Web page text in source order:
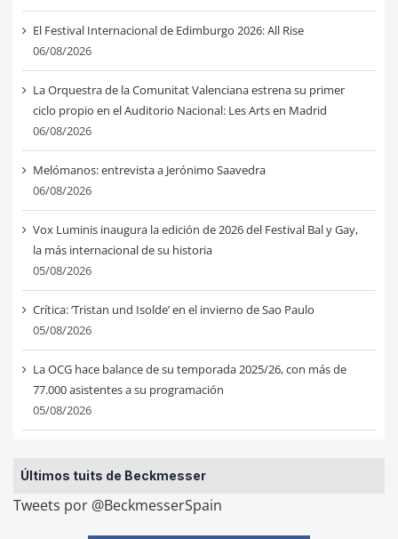
El Festival Internacional de Edimburgo 2026: All Rise
06/08/2026
La Orquestra de la Comunitat Valenciana estrena su primer
ciclo propio en el Auditorio Nacional: Les Arts en Madrid
06/08/2026
Melómanos: entrevista a Jerónimo Saavedra
06/08/2026
Vox Luminis inaugura la edición de 2026 del Festival Bal y Gay,
la más internacional de su historia
05/08/2026
Crítica: ‘Tristan und Isolde’ en el invierno de Sao Paulo
05/08/2026
La OCG hace balance de su temporada 2025/26, con más de
77.000 asistentes a su programación
05/08/2026
Últimos tuits de Beckmesser
Tweets por @BeckmesserSpain